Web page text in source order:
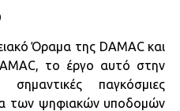
Όραμα της DAMAC και
το έργο αυτό στην
παγκόσμιες
των ψηφιακών υποδομών